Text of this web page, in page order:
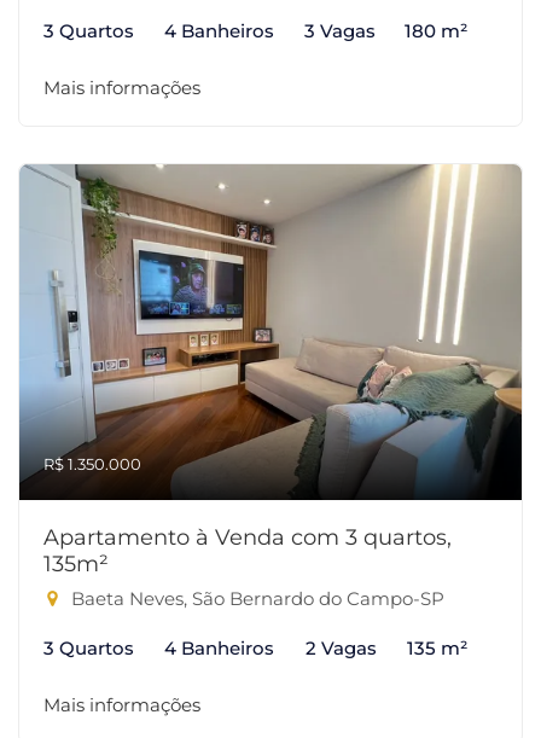
3 Quartos 4 Banheiros 3 Vagas 180 m²
Mais informações
R$ 1.350.000
Apartamento à Venda com 3 quartos,
135m²
Baeta Neves, São Bernardo do Campo-SP
3 Quartos 4 Banheiros 2 Vagas 135 m²
Mais informações